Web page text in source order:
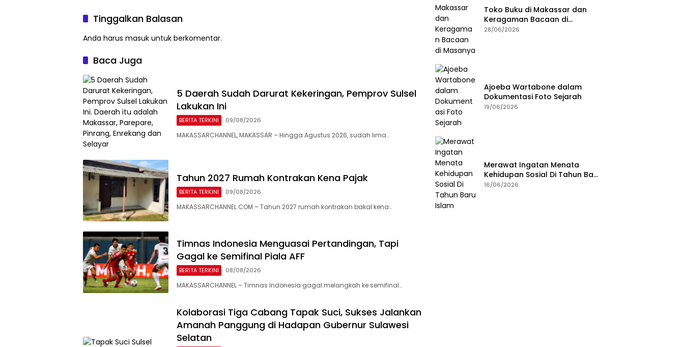
SelatanTinggalkan Balasan
Anda harus masuk untuk berkomentar.
Baca Juga
5 Daerah Sudah Darurat Kekeringan, Pemprov Sulsel
Lakukan Ini
BERITA TERKINI 09/08/2026
MAKASSARCHANNEL, MAKASSAR – Hingga Agustus 2026, sudah lima…
Tahun 2027 Rumah Kontrakan Kena Pajak
BERITA TERKINI 09/08/2026
MAKASSARCHANNEL.COM – Tahun 2027 rumah kontrakan bakal kena…
Timnas Indonesia Menguasai Pertandingan, Tapi
Gagal ke Semifinal Piala AFF
BERITA TERKINI 08/08/2026
MAKASSARCHANNEL – Timnas Indonesia gagal melangkah ke semifinal…
Kolaborasi Tiga Cabang Tapak Suci, Sukses Jalankan
Amanah Panggung di Hadapan Gubernur Sulawesi
Selatan
Toko Buku di Makassar dan
Keragaman Bacaan di
Masanya
28/06/2026
Ajoeba Wartabone dalam
Dokumentasi Foto Sejarah
19/06/2026
Merawat Ingatan Menata
Kehidupan Sosial Di Tahun Baru
Islam
16/06/2026